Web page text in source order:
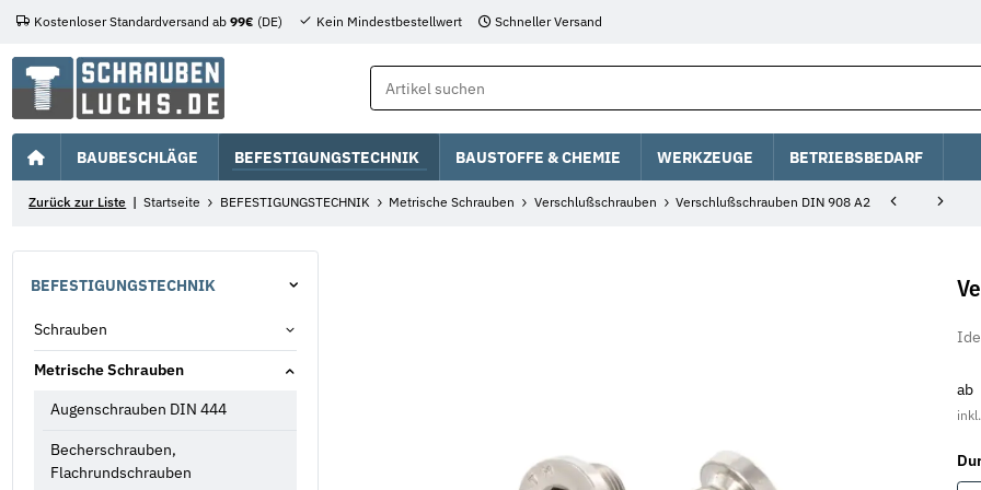
Kostenloser Standardversand ab 99€ (DE) Kein Mindestbestellwert Schneller Versand
BAUBESCHLÄGE BEFESTIGUNGSTECHNIK BAUSTOFFE & CHEMIE WERKZEUGE BETRIEBSBEDARF
Zurück zur Liste Startseite BEFESTIGUNGSTECHNIK Metrische Schrauben Verschlußschrauben Verschlußschrauben DIN 908 A2
ab
BEFESTIGUNGSTECHNIK
Schrauben
Metrische Schrauben
Augenschrauben DIN 444
Becherschrauben,
Flachrundschrauben